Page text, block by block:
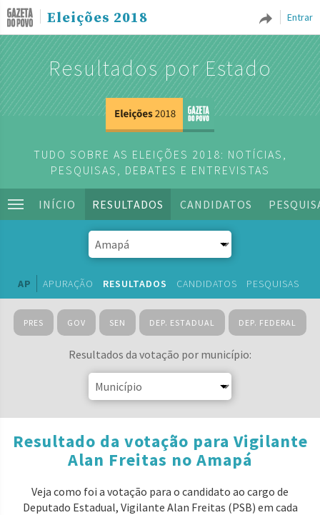
Entrar
Eleições 2018
Resultados por Estado
TUDO SOBRE AS ELEIÇÕES 2018: NOTÍCIAS,
PESQUISAS, DEBATES E ENTREVISTAS
INÍCIO RESULTADOS CANDIDATOS
AP APURAÇÃO RESULTADOS CANDIDATOS PESQUISAS
PRES GOV SEN DEP. ESTADUAL DEP. FEDERAL
Resultados da votação por município:
Resultado da votação para Vigilante
Alan Freitas no Amapá
Veja como foi a votação para o candidato ao cargo de
Deputado Estadual, Vigilante Alan Freitas (PSB) em cada